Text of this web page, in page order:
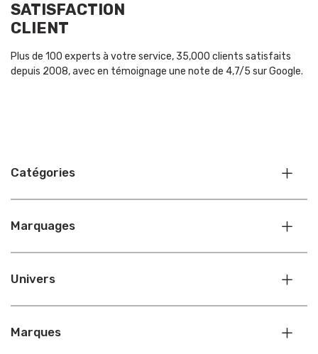
SATISFACTION
CLIENT
Plus de 100 experts à votre service, 35,000 clients satisfaits
depuis 2008, avec en témoignage une note de 4,7/5 sur Google.
Catégories
Marquages
Univers
Marques